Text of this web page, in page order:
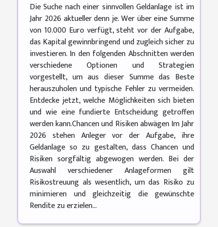
Die Suche nach einer sinnvollen Geldanlage ist im
Jahr 2026 aktueller denn je. Wer über eine Summe
von 10.000 Euro verfügt, steht vor der Aufgabe,
das Kapital gewinnbringend und zugleich sicher zu
investieren. In den folgenden Abschnitten werden
verschiedene Optionen und Strategien
vorgestellt, um aus dieser Summe das Beste
herauszuholen und typische Fehler zu vermeiden.
Entdecke jetzt, welche Möglichkeiten sich bieten
und wie eine fundierte Entscheidung getroffen
werden kann.Chancen und Risiken abwägen Im Jahr
2026 stehen Anleger vor der Aufgabe, ihre
Geldanlage so zu gestalten, dass Chancen und
Risiken sorgfältig abgewogen werden. Bei der
Auswahl verschiedener Anlageformen gilt
Risikostreuung als wesentlich, um das Risiko zu
minimieren und gleichzeitig die gewünschte
Rendite zu erzielen...